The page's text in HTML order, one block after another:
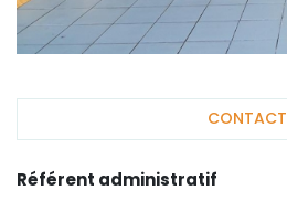
CONTACT
Référent administratif